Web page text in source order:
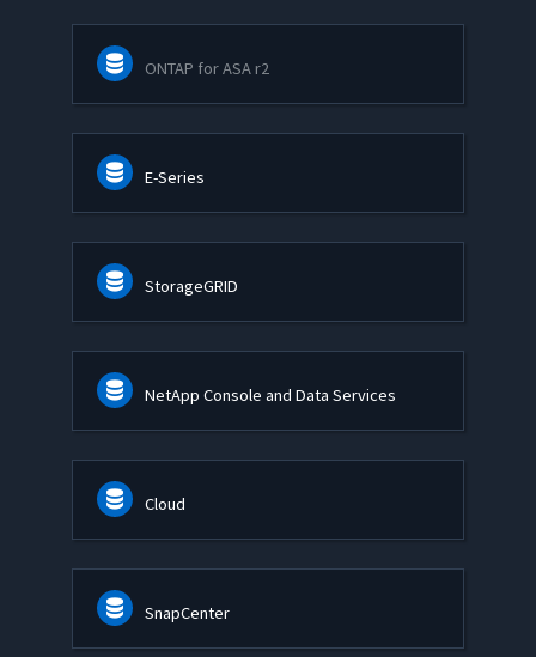
ONTAP for ASA r2
E-Series
StorageGRID
NetApp Console and Data Services
Cloud
SnapCenter